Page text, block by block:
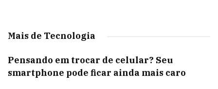
Mais de Tecnologia
Pensando em trocar de celular? Seu
smartphone pode ficar ainda mais caro